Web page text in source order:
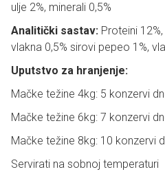
ulje 2%, minerali 0,5%
Analitički sastav: Proteini
vlakna 0,5% sirovi pepeo 1%,
Uputstvo za hranjenje:
Mačke težine 4kg: 5 konzervi
Mačke težine 6kg: 7 konzervi
Mačke težine 8kg: 10 konzervi
Servirati na sobnoj temperaturi